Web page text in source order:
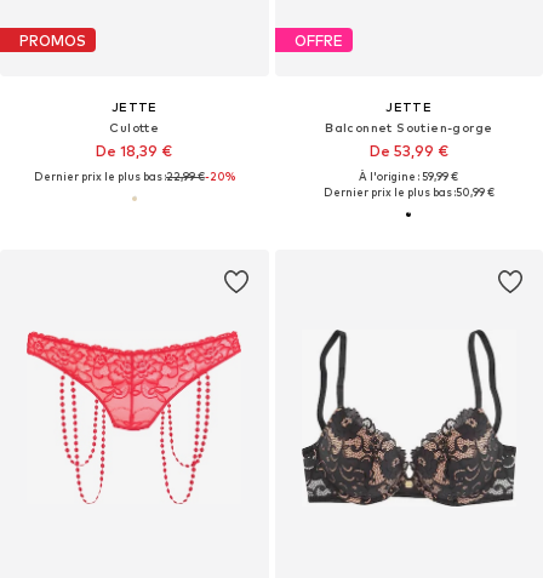
PROMOS
JETTE
Culotte
De 18,39 €
Dernier prix le plus bas :22,99 €-20%
OFFRE
JETTE
Balconnet Soutien-gorge
De 53,99 €
À l'origine : 59,99 €
Dernier prix le plus bas :50,99 €